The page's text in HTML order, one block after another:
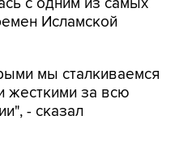
мы сталкиваемся
- сказал
санкции